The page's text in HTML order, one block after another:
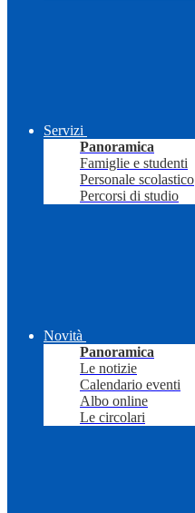
Servizi
Panoramica
Famiglie e studenti
Personale scolastico
Percorsi di studio
Novità
Panoramica
Le notizie
Calendario eventi
Albo online
Le circolari